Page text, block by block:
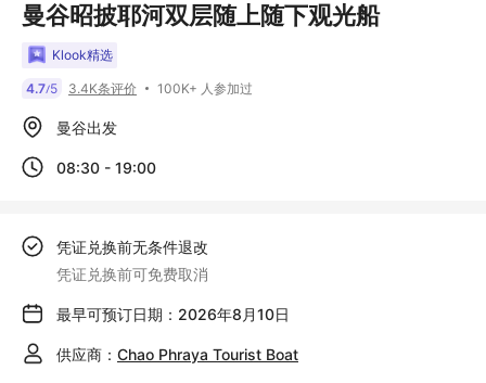
曼谷昭披耶河双层随上随下观光船
Klook精选
4.7/5 3.4K条评价 100K+ 人参加过
曼谷出发
08:30 - 19:00
凭证兑换前无条件退改
凭证兑换前可免费取消
最早可预订日期：2026年8月10日
供应商： Chao Phraya Tourist Boat